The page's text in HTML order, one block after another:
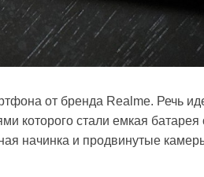
от бренда Realme. Речь
которого стали емкая
начинка и продвинутые